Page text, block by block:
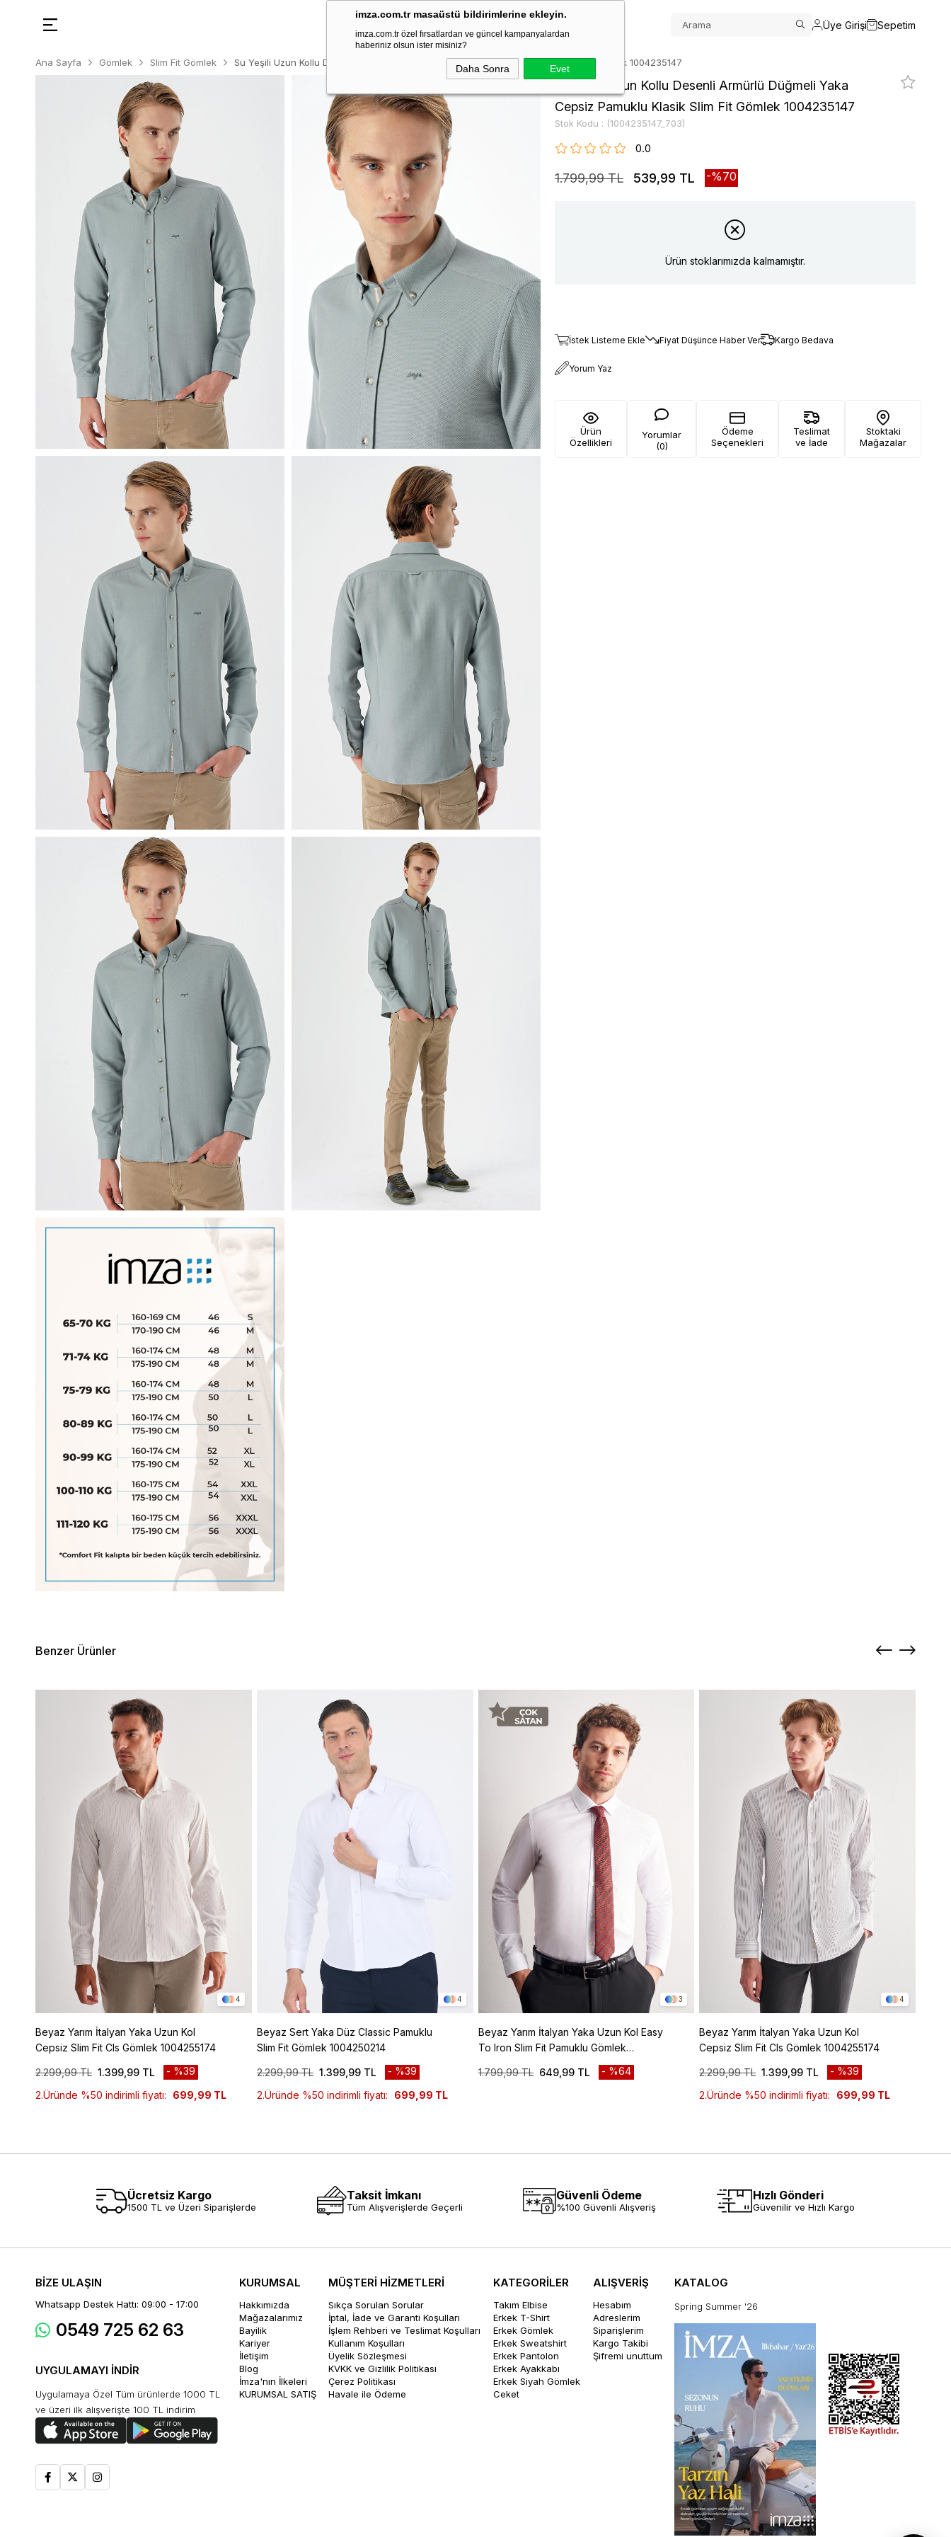
imza.com.tr masaüstü bildirimlerine ekleyin.
imza.com.tr özel fırsatlardan ve güncel kampanyalardan
haberiniz olsun ister misiniz?
Daha Sonra Evet
Üye Girişi Sepetim
Ana Sayfa Gömlek Slim Fit Gömlek Su Yeşili Uzun Kollu Desenli Armürlü Düğmeli Yaka Cepsiz Pamuklu Klasik Slim Fit Gömlek 1004235147
Su Yeşili Uzun Kollu Desenli Armürlü Düğmeli Yaka
Cepsiz Pamuklu Klasik Slim Fit Gömlek 1004235147
Stok Kodu (1004235147_703)
0.0
1.799,99 TL 539,99 TL 70
Ürün stoklarımızda kalmamıştır.
İstek Listeme Ekle Fiyat Düşünce Haber Ver Kargo Bedava
Yorum Yaz
Ürün
Özellikleri
Yorumlar
(0)
Ödeme
Seçenekleri
Teslimat
ve İade
Stoktaki
Mağazalar
Benzer Ürünler
4
Beyaz Yarım İtalyan Yaka Uzun Kol
Cepsiz Slim Fit Cls Gömlek 1004255174
1.399,99 TL
2.299,99 TL
%39
2.Üründe %50 indirimli fiyatı:
699,99 TL
4
Beyaz Sert Yaka Düz Classic Pamuklu
Slim Fit Gömlek 1004250214
1.399,99 TL
2.299,99 TL
%39
2.Üründe %50 indirimli fiyatı:
699,99 TL
3
Beyaz Yarım İtalyan Yaka Uzun Kol Easy
To Iron Slim Fit Pamuklu Gömlek
649,99 TL
1.799,99 TL %64
4
Beyaz Yarım İtalyan Yaka Uzun Kol
Cepsiz Slim Fit Cls Gömlek 1004255174
1.399,99 TL
2.299,99 TL
%39
2.Üründe %50 indirimli fiyatı:
699,99 TL
Ücretsiz Kargo
1500 TL ve Üzeri Siparişlerde
Taksit İmkanı
Tüm Alışverişlerde Geçerli
Güvenli Ödeme
%100 Güvenli Alışveriş
Hızlı Gönderi
Güvenilir ve Hızlı Kargo
BİZE ULAŞIN
Whatsapp Destek Hattı: 09:00 - 17:00
0549 725 62 63
UYGULAMAYI İNDİR
Uygulamaya Özel Tüm ürünlerde 1000 TL
ve üzeri ilk alışverişte 100 TL indirim
KURUMSAL
Hakkımızda
Mağazalarımız
Bayilik
Kariyer
İletişim
Blog
İmza'nın İlkeleri
KURUMSAL SATIŞ
MÜŞTERİ HİZMETLERİ
Sıkça Sorulan Sorular
İptal, İade ve Garanti Koşulları
İşlem Rehberi ve Teslimat Koşulları
Kullanım Koşulları
Üyelik Sözleşmesi
KVKK ve Gizlilik Politikası
Çerez Politikası
Havale ile Ödeme
KATEGORİLER
Takım Elbise
Erkek T-Shirt
Erkek Gömlek
Erkek Sweatshirt
Erkek Pantolon
Erkek Ayakkabı
Erkek Siyah Gömlek
Ceket
ALIŞVERİŞ
Hesabım
Adreslerim
Siparişlerim
Kargo Takibi
Şifremi unuttum
KATALOG
Spring Summer '26